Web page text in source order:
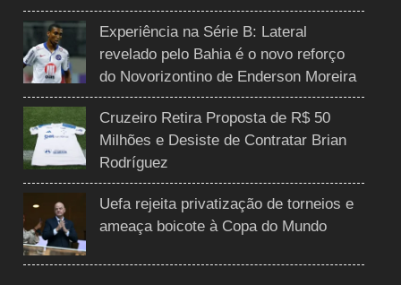
Experiência na Série B: Lateral
revelado pelo Bahia é o novo reforço
do Novorizontino de Enderson Moreira
Cruzeiro Retira Proposta de R$ 50
Milhões e Desiste de Contratar Brian
Rodríguez
Uefa rejeita privatização de torneios e
ameaça boicote à Copa do Mundo